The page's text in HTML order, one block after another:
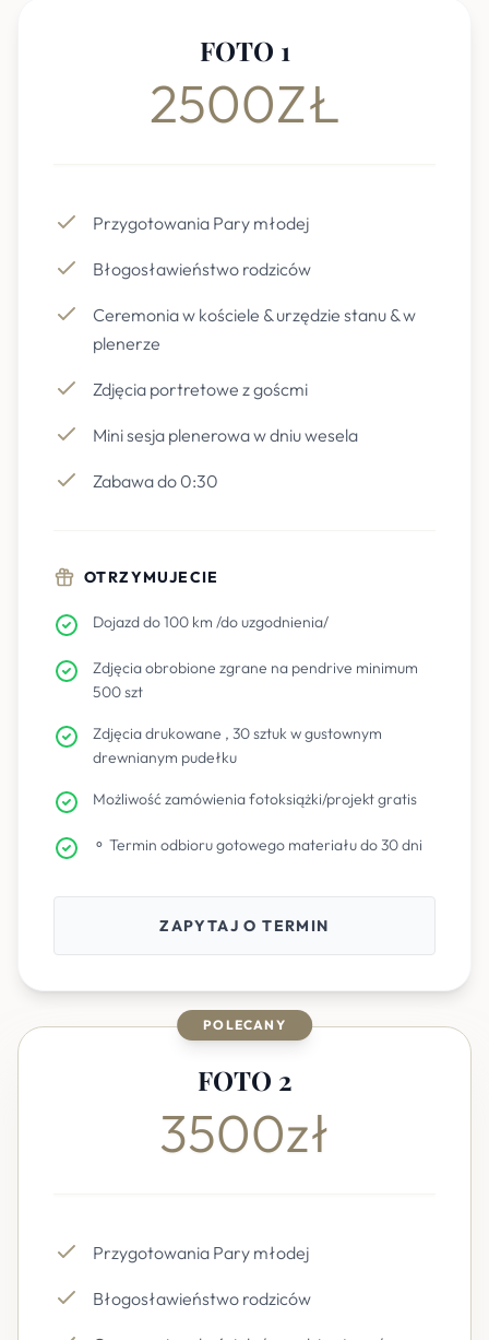
FOTO 1
2500ZŁ
Przygotowania Pary młodej
Błogosławieństwo rodziców
Ceremonia w kościele & urzędzie stanu & w
plenerze
Zdjęcia portretowe z goścmi
Mini sesja plenerowa w dniu wesela
Zabawa do 0:30
OTRZYMUJECIE
Dojazd do 100 km /do uzgodnienia/
Zdjęcia obrobione zgrane na pendrive minimum
500 szt
Zdjęcia drukowane , 30 sztuk w gustownym
drewnianym pudełku
Możliwość zamówienia fotoksiążki/projekt gratis
⚬ Termin odbioru gotowego materiału do 30 dni
ZAPYTAJ O TERMIN
POLECANY
FOTO 2
3500zł
Przygotowania Pary młodej
Błogosławieństwo rodziców